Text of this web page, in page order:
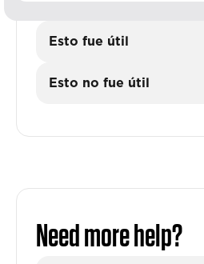
Esto fue útil
Esto no fue útil
Need more help?